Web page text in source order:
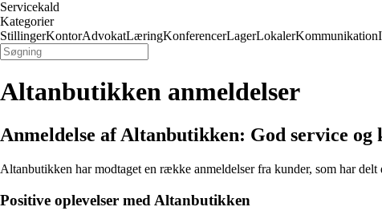
Servicekald
Kategorier
StillingerKontorAdvokatLæringKonferencerLagerLokalerKommunikation
Altanbutikken anmeldelser
Anmeldelse af Altanbutikken: God service
Altanbutikken har modtaget en række anmeldelser fra kunder, som har
Positive oplevelser med Altanbutikken